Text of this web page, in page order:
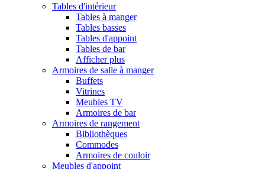
Tables d'intérieur
Tables à manger
Tables basses
Tables d'appoint
Tables de bar
Afficher plus
Armoires de salle à manger
Buffets
Vitrines
Meubles TV
Armoires de bar
Armoires de rangement
Bibliothèques
Commodes
Armoires de couloir
Meubles d'appoint